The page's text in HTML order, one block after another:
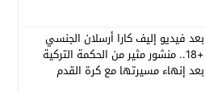
بعد فيديو إليف كارا أرسلان الجنسي
+18.. منشور مثير من الحكمة التركية
بعد إنهاء مسيرتها مع كرة القدم